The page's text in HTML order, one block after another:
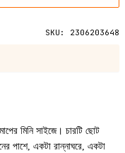
SKU: 2306203648
মিনি সাইজে। চারটি ছোট
পাশে, একটা রান্নাঘরে, একটা